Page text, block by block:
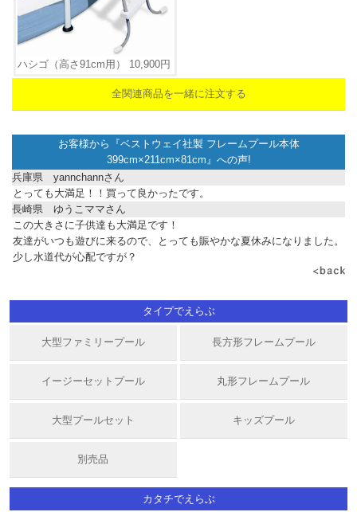
ハシゴ（高さ91cm用） 10,900円
全関連商品を一緒に注文する
お客様から『ベストウェイ社製 フレームプール本体
399cm×211cm×81cm 』への声!
兵庫県 yannchannさん
とっても大満足！！買って良かったです。
長崎県 ゆうこママさん
この大きさに子供達も大満足です！
友達がいつも遊びに来るので、とっても賑やかな夏休みになりました。
少し水道代が心配ですが？
タイプでえらぶ
大型ファミリープール 長方形フレームプール
イージーセットプール 丸形フレームプール
大型プールセット キッズプール
別売品
カタチでえらぶ